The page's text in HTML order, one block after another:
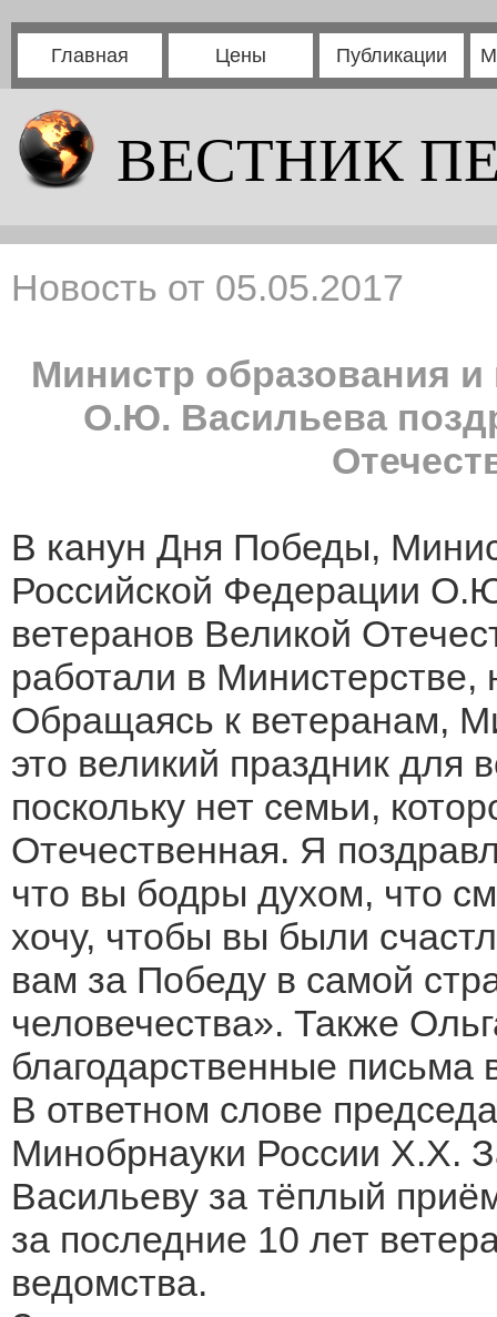
Главная Цены Публикации
ВЕСТНИК
Новость от 05.05.2017
Министр образования
О.Ю. Васильева
В канун Дня Победы,
Российской Федерации
ветеранов Великой
работали в Министерстве,
Обращаясь к ветеранам,
это великий праздник для
поскольку нет семьи,
Отечественная. Я
что вы бодры духом, что
хочу, чтобы вы были
вам за Победу в самой
человечества». Также
благодарственные письма
В ответном слове
Минобрнауки России Х.Х.
Васильеву за тёплый
за последние 10 лет
ведомства.